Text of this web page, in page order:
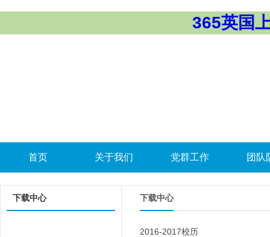
365英国
首页 关于我们 党群工作 团队
下载中心 下载中心
2016-2017校历